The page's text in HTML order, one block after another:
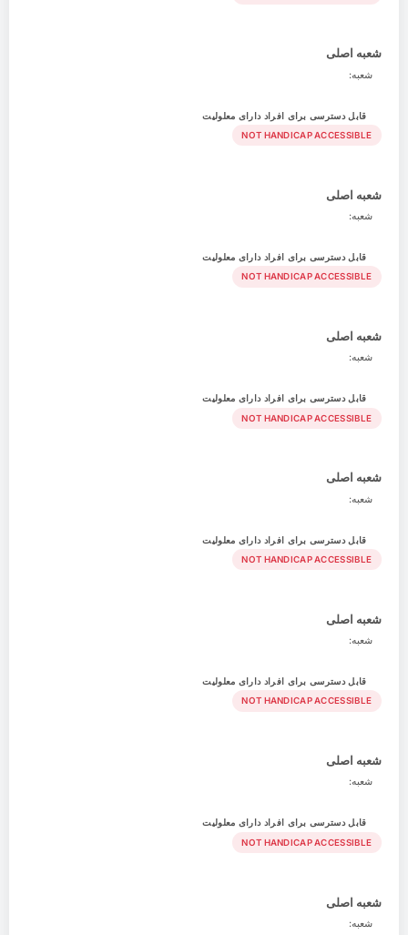
شعبه اصلی
شعبه:
قابل دسترسی برای افراد دارای معلولیت
NOT HANDICAP ACCESSIBLE
شعبه اصلی
شعبه:
قابل دسترسی برای افراد دارای معلولیت
NOT HANDICAP ACCESSIBLE
شعبه اصلی
شعبه:
قابل دسترسی برای افراد دارای معلولیت
NOT HANDICAP ACCESSIBLE
شعبه اصلی
شعبه:
قابل دسترسی برای افراد دارای معلولیت
NOT HANDICAP ACCESSIBLE
شعبه اصلی
شعبه:
قابل دسترسی برای افراد دارای معلولیت
NOT HANDICAP ACCESSIBLE
شعبه اصلی
شعبه:
قابل دسترسی برای افراد دارای معلولیت
NOT HANDICAP ACCESSIBLE
شعبه اصلی
شعبه: